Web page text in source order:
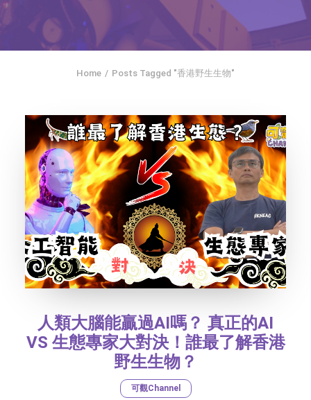
聯絡我們
SEARCH
社交平台
字型大小
Home Posts Tagged "香港野生生物"
人類大腦能贏過AI嗎？ 真正的AI
VS 生態專家大對決！誰最了解香港
野生生物？
可觀Channel